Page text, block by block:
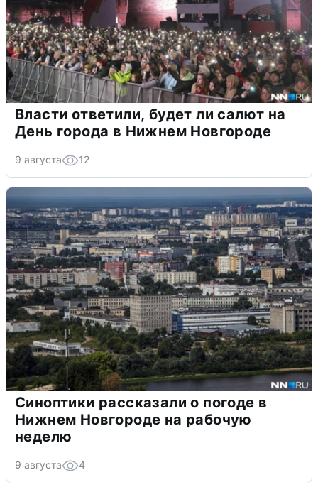
Власти ответили, будет ли салют на
День города в Нижнем Новгороде
9 августа 12
Синоптики рассказали о погоде в
Нижнем Новгороде на рабочую
неделю
9 августа 4